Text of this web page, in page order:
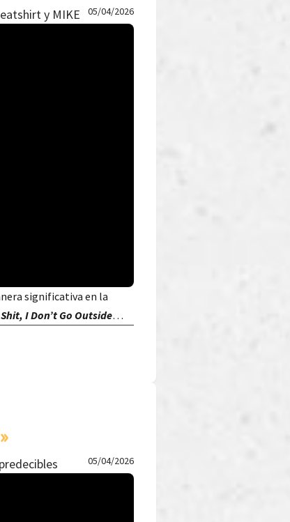
y MIKE 05/04/2026
significativa en la
I Don’t Go Outside…
05/04/2026